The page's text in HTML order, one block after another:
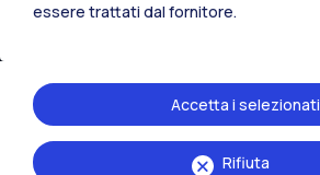
essere trattati dal fornitore.
Rifiuta
Accetta i selezionati